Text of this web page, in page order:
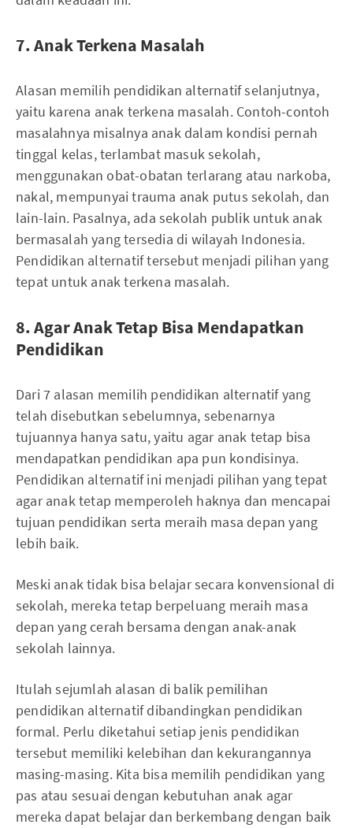
7. Anak Terkena Masalah
Alasan memilih pendidikan alternatif selanjutnya,
yaitu karena anak terkena masalah. Contoh-contoh
masalahnya misalnya anak dalam kondisi pernah
tinggal kelas, terlambat masuk sekolah,
menggunakan obat-obatan terlarang atau narkoba,
nakal, mempunyai trauma anak putus sekolah, dan
lain-lain. Pasalnya, ada sekolah publik untuk anak
bermasalah yang tersedia di wilayah Indonesia.
Pendidikan alternatif tersebut menjadi pilihan yang
tepat untuk anak terkena masalah.
8. Agar Anak Tetap Bisa Mendapatkan
Pendidikan
Dari 7 alasan memilih pendidikan alternatif yang
telah disebutkan sebelumnya, sebenarnya
tujuannya hanya satu, yaitu agar anak tetap bisa
mendapatkan pendidikan apa pun kondisinya.
Pendidikan alternatif ini menjadi pilihan yang tepat
agar anak tetap memperoleh haknya dan mencapai
tujuan pendidikan serta meraih masa depan yang
lebih baik.
Meski anak tidak bisa belajar secara konvensional di
sekolah, mereka tetap berpeluang meraih masa
depan yang cerah bersama dengan anak-anak
sekolah lainnya.
Itulah sejumlah alasan di balik pemilihan
pendidikan alternatif dibandingkan pendidikan
formal. Perlu diketahui setiap jenis pendidikan
tersebut memiliki kelebihan dan kekurangannya
masing-masing. Kita bisa memilih pendidikan yang
pas atau sesuai dengan kebutuhan anak agar
mereka dapat belajar dan berkembang dengan baik